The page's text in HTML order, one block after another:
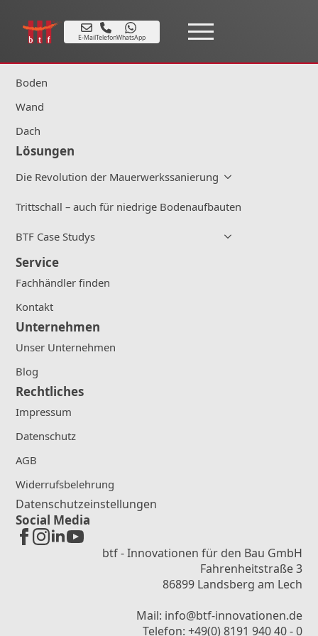
E-MailTelefonWhatsApp
Produkte
Boden
Wand
Dach
Lösungen
Die Revolution der Mauerwerkssanierung
Trittschall – auch für niedrige Bodenaufbauten
BTF Case Studys
Service
Fachhändler finden
Kontakt
Unternehmen
Unser Unternehmen
Blog
Rechtliches
Impressum
Datenschutz
AGB
Widerrufsbelehrung
Datenschutzeinstellungen
Social Media
btf - Innovationen für den Bau GmbH
Fahrenheitstraße 3
86899 Landsberg am Lech
Mail: info@btf-innovationen.de
Telefon: +49(0) 8191 940 40 - 0